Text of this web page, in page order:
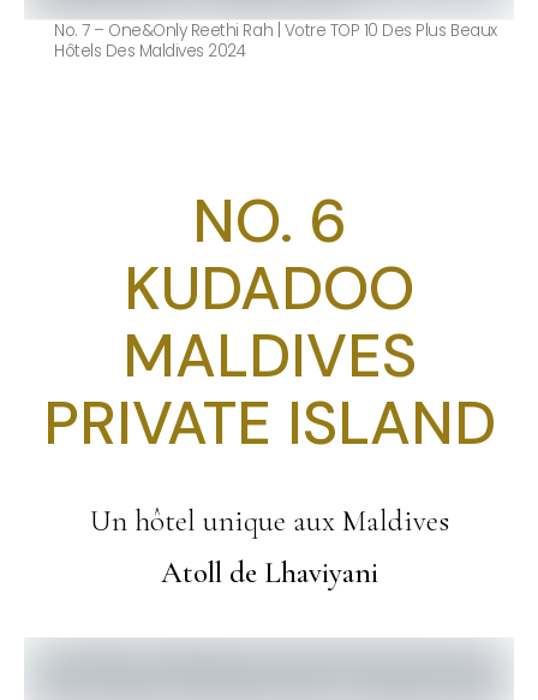
No. 7 – One&Only Reethi Rah | Votre TOP 10 Des Plus Beaux
Hôtels Des Maldives 2024
NO. 6
KUDADOO
MALDIVES
PRIVATE ISLAND
Un hôtel unique aux Maldives
Atoll de Lhaviyani